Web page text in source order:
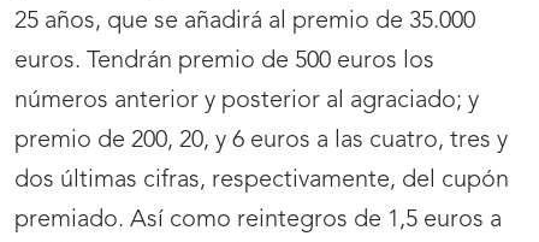
25 años, que se añadirá al premio de 35.000
euros. Tendrán premio de 500 euros los
números anterior y posterior al agraciado; y
premio de 200, 20, y 6 euros a las cuatro, tres y
dos últimas cifras, respectivamente, del cupón
premiado. Así como reintegros de 1,5 euros a